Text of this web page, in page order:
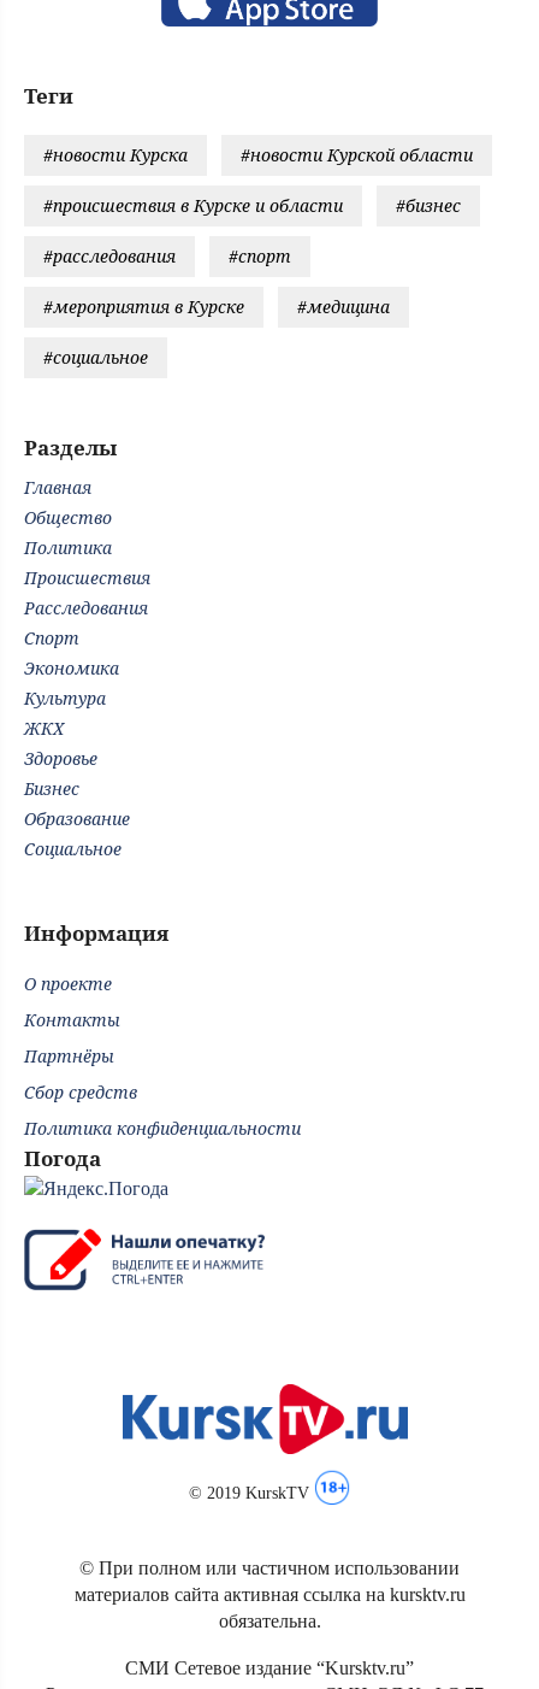
Теги
#новости Курска #новости Курской области
#происшествия в Курске и области #бизнес
#расследования #спорт
#мероприятия в Курске #медицина
#социальное
Разделы
Главная
Общество
Политика
Происшествия
Расследования
Спорт
Экономика
Культура
ЖКХ
Здоровье
Бизнес
Образование
Социальное
Информация
О проекте
Контакты
Партнёры
Сбор средств
Политика конфиденциальности
Погода
© 2019 KurskTV
© При полном или частичном использовании
материалов сайта активная ссылка на kursktv.ru
обязательна.
СМИ Сетевое издание “Kursktv.ru”